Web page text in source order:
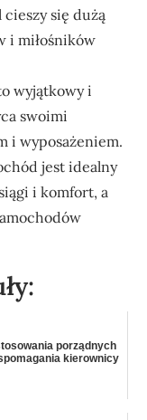
się dużą
i miłośników
wyjątkowy i
swoimi
i wyposażeniem.
jest idealny
i komfort, a
porządnych
kierownicy